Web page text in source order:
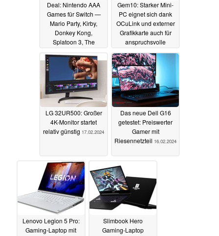
Deal: Nintendo AAA
Games für Switch —
Mario Party, Kirby,
Donkey Kong,
Splatoon 3, The
zu 60% reduziert
17.02.2024
Gem10: Starker Mini-
PC eignet sich dank
OCuLink und externer
Grafikkarte auch für
anspruchsvolle
17.02.2024
LG 32UR500: Großer
4K-Monitor startet
relativ günstig 17.02.2024
Das neue Dell G16
getestet: Preiswerter
Gamer mit
Riesennetzteil 16.02.2024
Lenovo Legion 5 Pro:
Gaming-Laptop mit
Slimbook Hero
Gaming-Laptop